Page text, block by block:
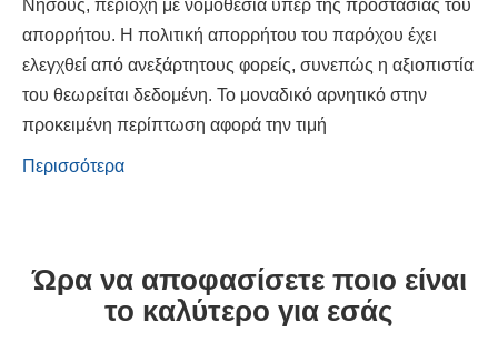
Νήσους, περιοχή με νομοθεσία υπέρ της προστασίας του
απορρήτου. Η πολιτική απορρήτου του παρόχου έχει
ελεγχθεί από ανεξάρτητους φορείς, συνεπώς η αξιοπιστία
του θεωρείται δεδομένη. Το μοναδικό αρνητικό στην
προκειμένη περίπτωση αφορά την τιμή
Περισσότερα
Ώρα να αποφασίσετε ποιο είναι
το καλύτερο για εσάς